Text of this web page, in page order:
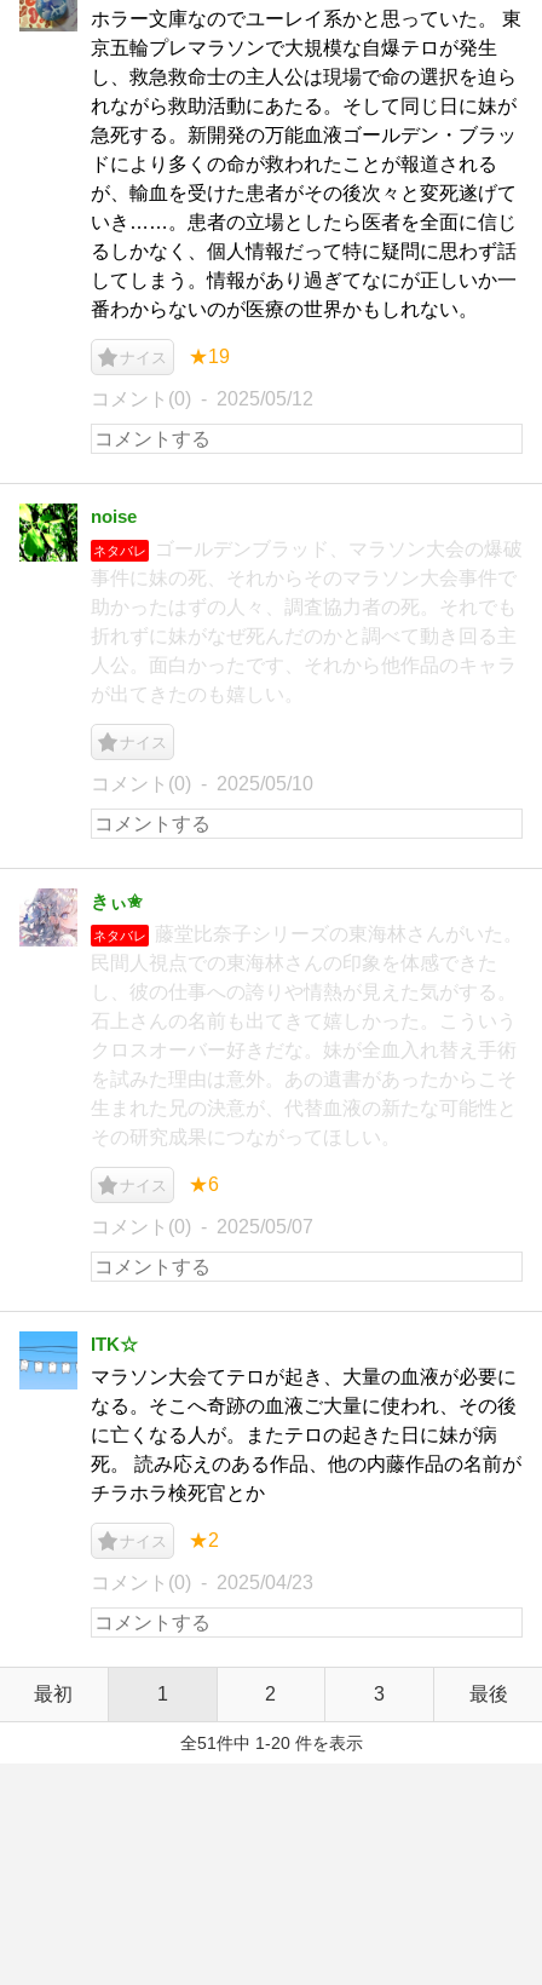
ホラー文庫なのでユーレイ系かと思っていた。 東
京五輪プレマラソンで大規模な自爆テロが発生
し、救急救命士の主人公は現場で命の選択を迫ら
れながら救助活動にあたる。そして同じ日に妹が
急死する。新開発の万能血液ゴールデン・ブラッ
ドにより多くの命が救われたことが報道される
が、輸血を受けた患者がその後次々と変死遂げて
いき……。患者の立場としたら医者を全面に信じ
るしかなく、個人情報だって特に疑問に思わず話
してしまう。情報があり過ぎてなにが正しいか一
番わからないのが医療の世界かもしれない。
ナイス ★19
コメント(0) 2025/05/12
noise
ネタバレ
ゴールデンブラッド、マラソン大会の爆破
事件に妹の死、それからそのマラソン大会事件で
助かったはずの人々、調査協力者の死。それでも
折れずに妹がなぜ死んだのかと調べて動き回る主
人公。面白かったです、それから他作品のキャラ
が出てきたのも嬉しい。
ナイス
コメント(0) 2025/05/10
きぃ✬
ネタバレ
藤堂比奈子シリーズの東海林さんがいた。
民間人視点での東海林さんの印象を体感できた
し、彼の仕事への誇りや情熱が見えた気がする。
石上さんの名前も出てきて嬉しかった。こういう
クロスオーバー好きだな。妹が全血入れ替え手術
を試みた理由は意外。あの遺書があったからこそ
生まれた兄の決意が、代替血液の新たな可能性と
その研究成果につながってほしい。
ナイス ★6
コメント(0) 2025/05/07
ITK☆
マラソン大会てテロが起き、大量の血液が必要に
なる。そこへ奇跡の血液ご大量に使われ、その後
に亡くなる人が。またテロの起きた日に妹が病
死。 読み応えのある作品、他の内藤作品の名前が
チラホラ検死官とか
ナイス ★2
コメント(0) 2025/04/23
最初 1 2 3 最後
全51件中 1-20 件を表示